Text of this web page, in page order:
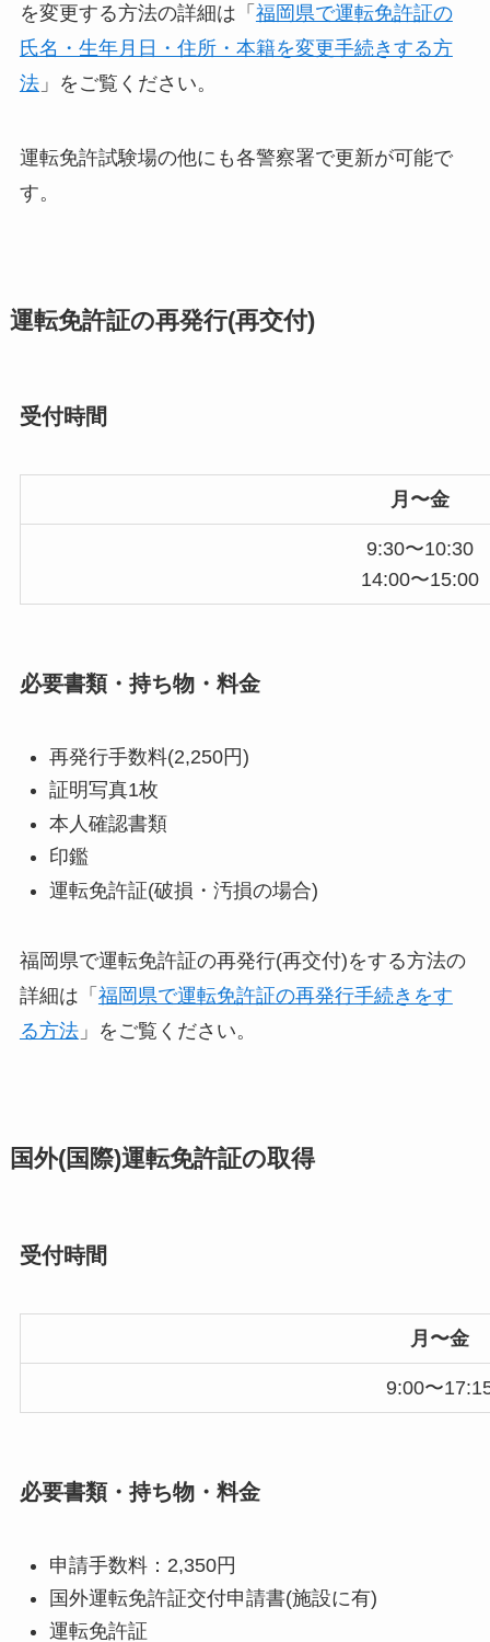
を変更する方法の詳細は「 福岡県で運転免許証の
氏名・生年月日・住所・本籍を変更手続きする方
法」をご覧ください。
運転免許試験場の他にも各警察署で更新が可能で
す。
運転免許証の再発行(再交付)
受付時間
月〜金
9:30〜10:30
14:00〜15:00
必要書類・持ち物・料金
再発行手数料(2,250円)
証明写真1枚
本人確認書類
印鑑
運転免許証(破損・汚損の場合)
福岡県で運転免許証の再発行(再交付)をする方法の
詳細は「 福岡県で運転免許証の再発行手続きをす
る方法」をご覧ください。
国外(国際)運転免許証の取得
受付時間
月〜金
9:00〜
必要書類・持ち物・料金
申請手数料：2,350円
国外運転免許証交付申請書(施設に有)
運転免許証